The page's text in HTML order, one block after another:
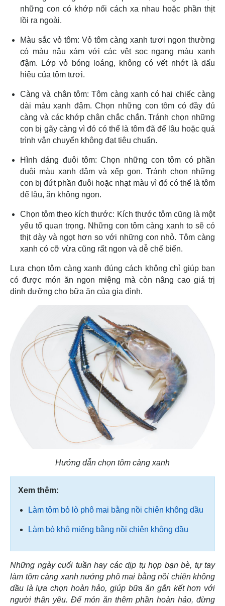
những con có khớp nối cách xa nhau hoặc phần thịt
lồi ra ngoài.
Màu sắc vỏ tôm: Vỏ tôm càng xanh tươi ngon thường
có màu nâu xám với các vệt sọc ngang màu xanh
đậm. Lớp vỏ bóng loáng, không có vết nhớt là dấu
hiệu của tôm tươi.
Càng và chân tôm: Tôm càng xanh có hai chiếc càng
dài màu xanh đậm. Chọn những con tôm có đầy đủ
càng và các khớp chân chắc chắn. Tránh chọn những
con bị gãy càng vì đó có thể là tôm đã để lâu hoặc quá
trình vận chuyển không đạt tiêu chuẩn.
Hình dáng đuôi tôm: Chọn những con tôm có phần
đuôi màu xanh đậm và xếp gọn. Tránh chọn những
con bị đứt phần đuôi hoặc nhạt màu vì đó có thể là tôm
để lâu, ăn không ngon.
Chọn tôm theo kích thước: Kích thước tôm cũng là một
yếu tố quan trọng. Những con tôm càng xanh to sẽ có
thịt dày và ngọt hơn so với những con nhỏ. Tôm càng
xanh có cỡ vừa cũng rất ngon và dễ chế biến.
Lựa chọn tôm càng xanh đúng cách không chỉ giúp bạn
có được món ăn ngon miệng mà còn nâng cao giá trị
dinh dưỡng cho bữa ăn của gia đình.
Hướng dẫn chọn tôm càng xanh
Xem thêm:
Làm tôm bỏ lò phô mai bằng nồi chiên không dầu
Làm bò khô miếng bằng nồi chiên không dầu
Những ngày cuối tuần hay các dịp tụ họp bạn bè, tự tay
làm tôm càng xanh nướng phô mai bằng nồi chiên không
dầu là lựa chọn hoàn hảo, giúp bữa ăn gắn kết hơn với
người thân yêu. Để món ăn thêm phần hoàn hảo, đừng